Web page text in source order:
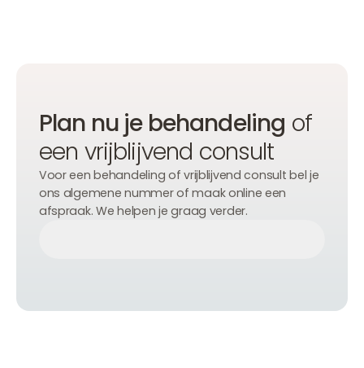
Plan nu je behandeling of
een vrijblijvend consult
Voor een behandeling of vrijblijvend consult bel je
ons algemene nummer of maak online een
afspraak. We helpen je graag verder.